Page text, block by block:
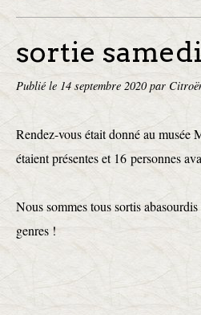
sortie
Publié le 14 septembre 2020par
Rendez-vous était donné au
étaient présentes et 16 personnes
Nous sommes tous sortis
genres !